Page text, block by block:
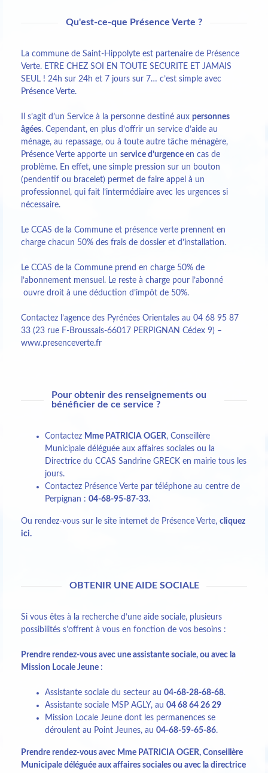
Qu'est-ce-que Présence Verte ?
La commune de Saint-Hippolyte est partenaire de Présence
Verte. ETRE CHEZ SOI EN TOUTE SECURITE ET JAMAIS
SEUL ! 24h sur 24h et 7 jours sur 7… c’est simple avec
Présence Verte.
Il s’agit d’un Service à la personne destiné aux personnes
âgées. Cependant, en plus d’offrir un service d’aide au
ménage, au repassage, ou à toute autre tâche ménagère,
Présence Verte apporte un service d’urgence en cas de
problème. En effet, une simple pression sur un bouton
(pendentif ou bracelet) permet de faire appel à un
professionnel, qui fait l’intermédiaire avec les urgences si
nécessaire.
Le CCAS de la Commune et présence verte prennent en
charge chacun 50% des frais de dossier et d’installation.
Le CCAS de la Commune prend en charge 50% de
l’abonnement mensuel. Le reste à charge pour l’abonné
ouvre droit à une déduction d’impôt de 50%.
Contactez l’agence des Pyrénées Orientales au 04 68 95 87
33 (23 rue F-Broussais-66017 PERPIGNAN Cédex 9) –
www.presenceverte.fr
Pour obtenir des renseignements ou
bénéficier de ce service ?
Contactez Mme PATRICIA OGER, Conseillère
Municipale déléguée aux affaires sociales ou la
Directrice du CCAS Sandrine GRECK en mairie tous les
jours.
Contactez Présence Verte par téléphone au centre de
Perpignan : 04-68-95-87-33.
Ou rendez-vous sur le site internet de Présence Verte, cliquez
ici.
OBTENIR UNE AIDE SOCIALE
Si vous êtes à la recherche d’une aide sociale, plusieurs
possibilités s’offrent à vous en fonction de vos besoins :
Prendre rendez-vous avec une assistante sociale, ou avec la
Mission Locale Jeune :
Assistante sociale du secteur au 04-68-28-68-68.
Assistante sociale MSP AGLY, au 04 68 64 26 29
Mission Locale Jeune dont les permanences se
déroulent au Point Jeunes, au 04-68-59-65-86.
Prendre rendez-vous avec Mme PATRICIA OGER, Conseillère
Municipale déléguée aux affaires sociales ou avec la directrice